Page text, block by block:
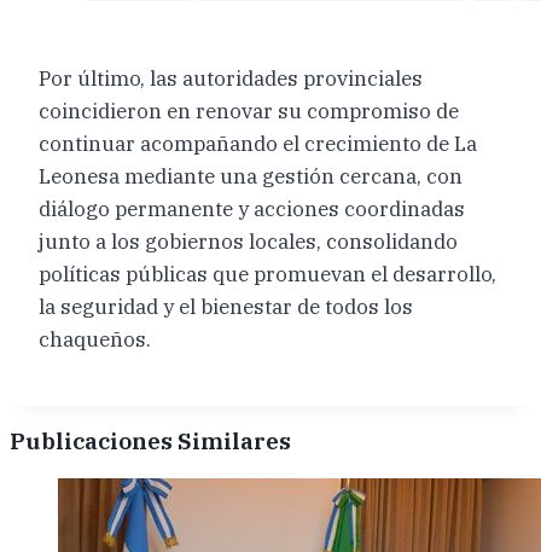
Por último, las autoridades provinciales
coincidieron en renovar su compromiso de
continuar acompañando el crecimiento de La
Leonesa mediante una gestión cercana, con
diálogo permanente y acciones coordinadas
junto a los gobiernos locales, consolidando
políticas públicas que promuevan el desarrollo,
la seguridad y el bienestar de todos los
chaqueños.
Publicaciones Similares